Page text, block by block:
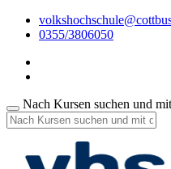
0355/3806050
Nach Kursen suchen und